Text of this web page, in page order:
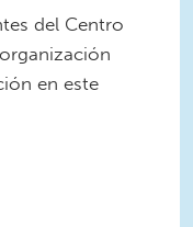
del Centro
en este